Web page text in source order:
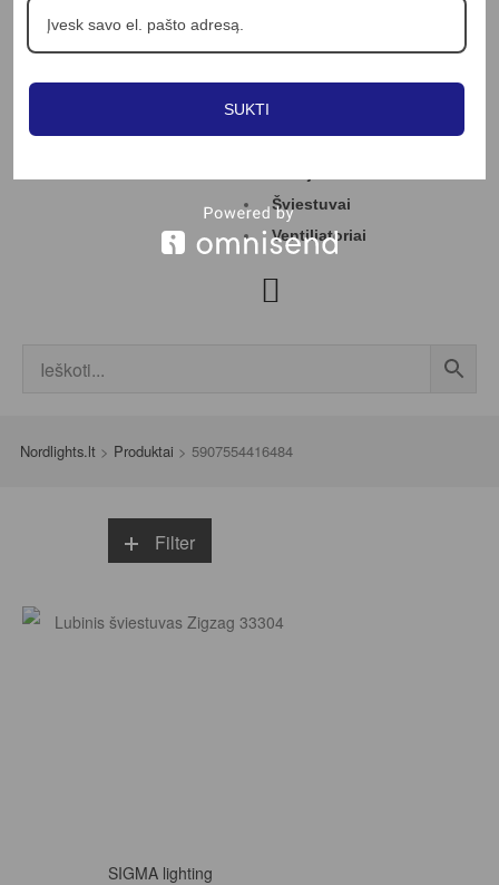
Profesionalams
Straipsniai
Jungikliai
Šviestuvai
Ventiliatoriai
Nordlights.lt > Produktai > 5907554416484
Filter
Į KREPŠELĮ
SIGMA lighting
SUKTI